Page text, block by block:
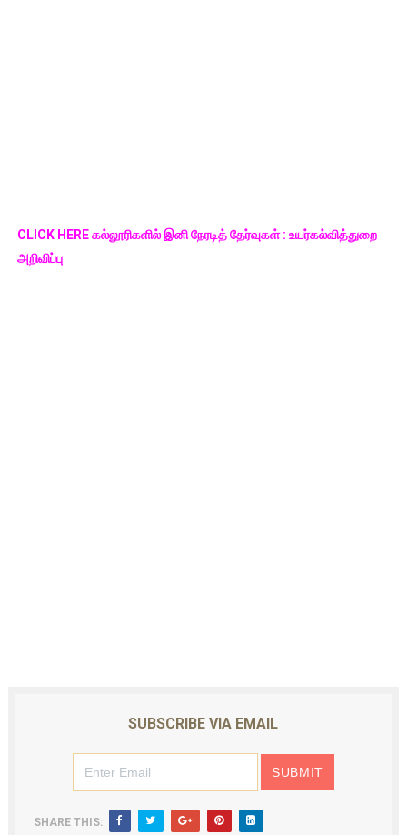
CLICK HERE கல்லூரிகளில் இனி நேரடித் தேர்வுகள் : உயர்கல்வித்துறை
அறிவிப்பு
SUBSCRIBE VIA EMAIL
SHARE THIS: